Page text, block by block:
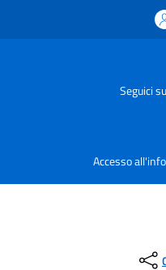
Seguici su
Accesso